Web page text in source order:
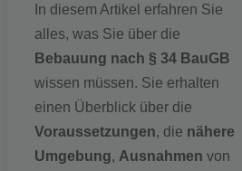
In diesem Artikel erfahren Sie
alles, was Sie über die
Bebauung nach § 34 BauGB
wissen müssen. Sie erhalten
einen Überblick über die
Voraussetzungen, die nähere
Umgebung, Ausnahmen von